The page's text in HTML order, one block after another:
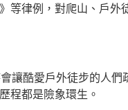
等律例，對爬山、戶外
讓酷愛戶外徒步的人們
程都是險象環生。